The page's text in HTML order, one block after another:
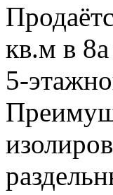
кв.м в
5-